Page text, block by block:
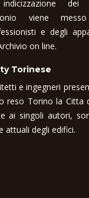
dei
viene
e degli
on line.
Torinese
e ingegneri
reso Torino la Citta
ai singoli autori,
attuali degli edifici.